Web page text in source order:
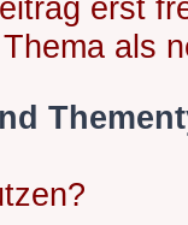
erst
als